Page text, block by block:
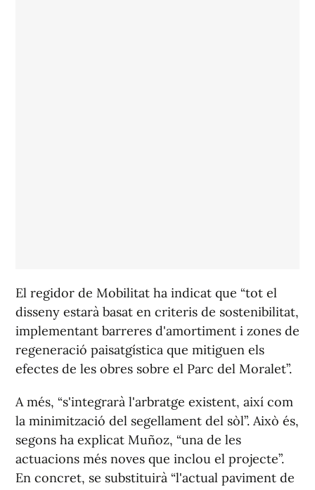
El regidor de Mobilitat ha indicat que “tot el
disseny estarà basat en criteris de sostenibilitat,
implementant barreres d'amortiment i zones de
regeneració paisatgística que mitiguen els
efectes de les obres sobre el Parc del Moralet”.
A més, “s'integrarà l'arbratge existent, així com
la minimització del segellament del sòl”. Això és,
segons ha explicat Muñoz, “una de les
actuacions més noves que inclou el projecte”.
En concret, se substituirà “l'actual paviment de